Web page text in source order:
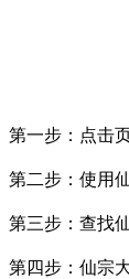
第一步：点击
第二步：使用
第三步：查找
第四步：仙宗